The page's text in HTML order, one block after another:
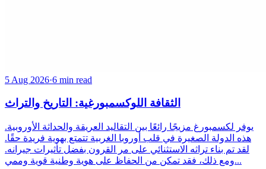
5 Aug 2026·6 min read
الثقافة اللوكسمبورغية: التاريخ والتراث
يوفر لكسمبورغ مزيجًا رائعًا بين التقاليد العريقة والحداثة الأوروبية.
هذه الدولة الصغيرة في قلب أوروبا الغربية تتمتع بهوية فريدة حقًا.
لقد تم بناء تراثه الاستثنائي على مر القرون بفضل تأثيرات جيرانه.
ومع ذلك، فقد تمكن من الحفاظ على هوية وطنية قوية وممي...